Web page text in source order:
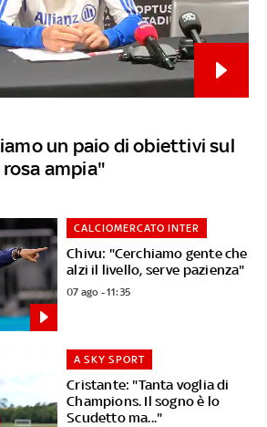
un paio di obiettivi sul
ampia"
Chivu: "Cerchiamo gente che
alzi il livello, serve pazienza"
CALCIOMERCATO INTER
07 ago - 11:35
Cristante: "Tanta voglia di
Champions. Il sogno è lo
Scudetto ma..."
A SKY SPORT